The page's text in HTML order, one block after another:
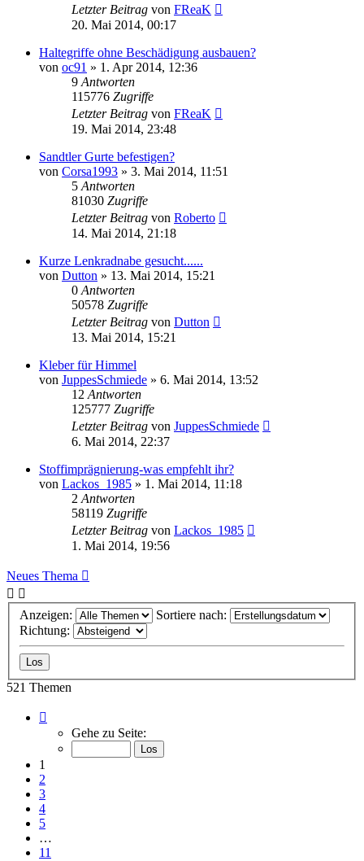
Letzter Beitrag von FReaK
20. Mai 2014, 00:17
Haltegriffe ohne Beschädigung ausbauen?
von oc91 » 1. Apr 2014, 12:36
9 Antworten
115776 Zugriffe
Letzter Beitrag von FReaK
19. Mai 2014, 23:48
Sandtler Gurte befestigen?
von Corsa1993 » 3. Mai 2014, 11:51
5 Antworten
81030 Zugriffe
Letzter Beitrag von Roberto
14. Mai 2014, 21:18
Kurze Lenkradnabe gesucht......
von Dutton » 13. Mai 2014, 15:21
0 Antworten
50578 Zugriffe
Letzter Beitrag von Dutton
13. Mai 2014, 15:21
Kleber für Himmel
von JuppesSchmiede » 6. Mai 2014, 13:52
12 Antworten
125777 Zugriffe
Letzter Beitrag von JuppesSchmiede
6. Mai 2014, 22:37
Stoffimprägnierung-was empfehlt ihr?
von Lackos_1985 » 1. Mai 2014, 11:18
2 Antworten
58119 Zugriffe
Letzter Beitrag von Lackos_1985
1. Mai 2014, 19:56
Neues Thema
Anzeigen:
Sortiere nach:
Richtung:
521 Themen
von
Gehe zu Seite:
1
2
3
4
5
…
11